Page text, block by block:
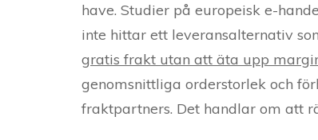
have. Studier på europeisk e-
inte hittar ett leveransalternativ
gratis frakt utan att äta upp
genomsnittliga orderstorlek och
fraktpartners. Det handlar om att